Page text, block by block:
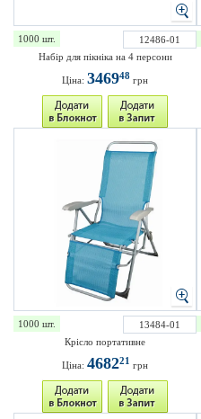
1000 шт.
12486-01
Набір для пікніка на 4 персони
Ціна: 346948 грн
1000 шт.
13484-01
Крісло портативне
Ціна: 468221 грн